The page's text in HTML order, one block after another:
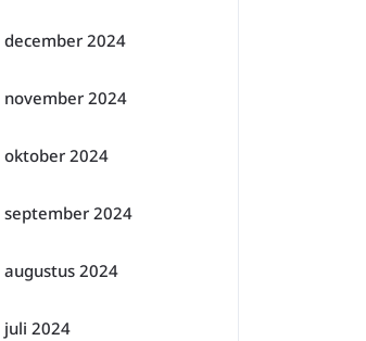
december 2024
november 2024
oktober 2024
september 2024
augustus 2024
juli 2024